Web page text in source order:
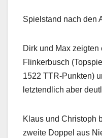
Spielstand nach den
Dirk und Max
Flinkerbusch
1522 TTR-Punkten)
letztendlich aber
Klaus und Christoph
zweite Doppel aus